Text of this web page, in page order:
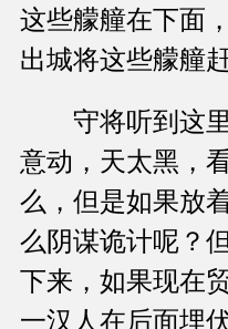
这些艨艟在下面
出城将这些艨艟
守将听到这里
意动，天太黑，
么，但是如果放
么阴谋诡计呢？
下来，如果现在
一汉人在后面埋